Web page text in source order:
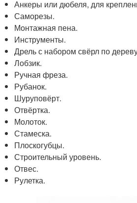
Анкеры или дюбеля, для
Саморезы.
Монтажная пена.
Инструменты.
Дрель с набором свёрл по
Лобзик.
Ручная фреза.
Рубанок.
Шуруповёрт.
Отвёртка.
Молоток.
Стамеска.
Плоскогубцы.
Строительный уровень.
Отвес.
Рулетка.